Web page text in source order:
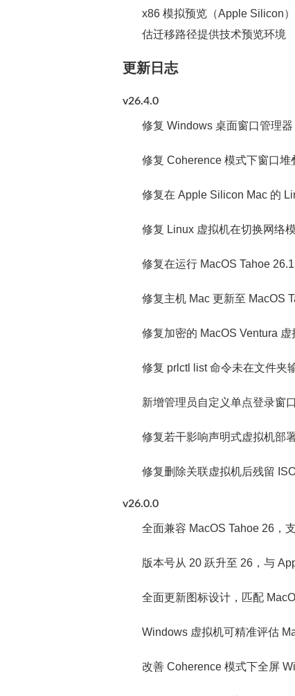
x86 模拟预览（Apple Silicon
估迁移路径提供技术预览环境
更新日志
v26.4.0
修复 Windows 桌面窗口管理
修复 Coherence 模式下窗口
修复在 Apple Silicon Mac 的
修复 Linux 虚拟机在切换网络
修复在运行 MacOS Tahoe
修复主机 Mac 更新至 MacOS
修复加密的 MacOS Ventura
修复 prlctl list 命令未在文件夹
新增管理员自定义单点登录窗
修复若干影响声明式虚拟机部
修复删除关联虚拟机后残留
v26.0.0
全面兼容 MacOS Tahoe 26，
版本号从 20 跃升至 26，与
全面更新图标设计，匹配
Windows 虚拟机可精准评估
改善 Coherence 模式下全屏